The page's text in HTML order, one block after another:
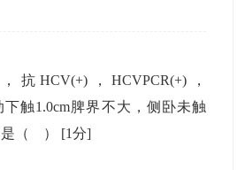
HCV(+)，HCVPCR(+)，
下触1.0cm脾界不大，侧卧未触
是（ ） [1分]